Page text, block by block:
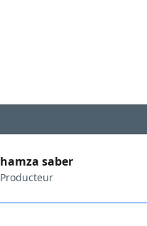
hamza saber
Producteur